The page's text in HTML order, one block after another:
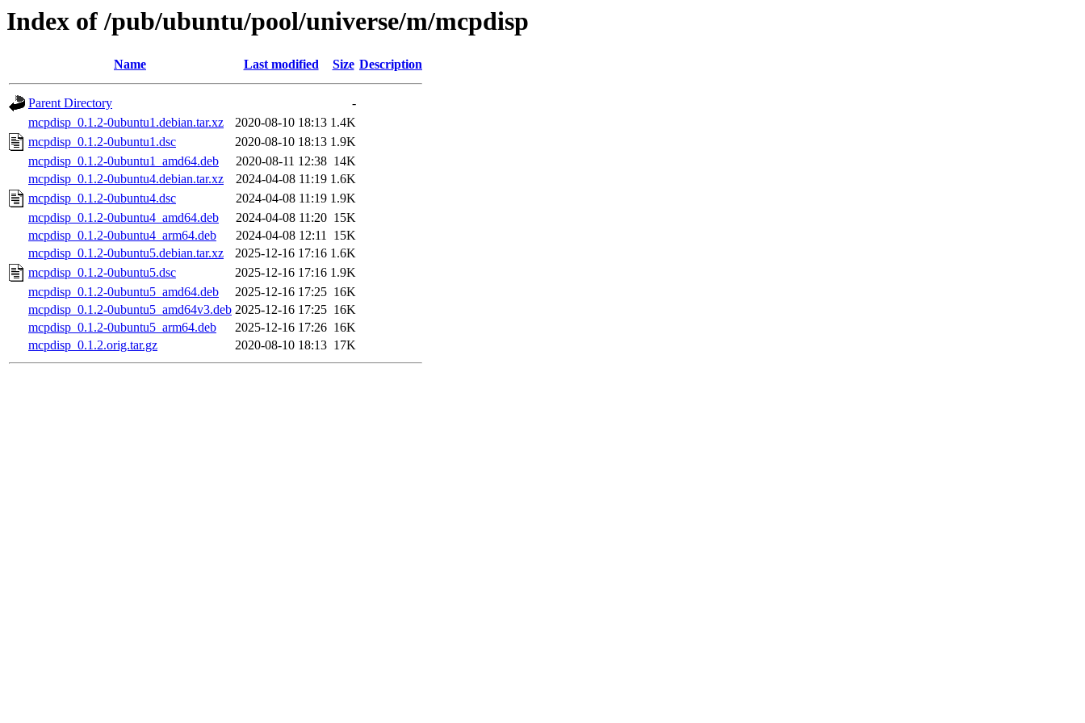
Index of /pub/ubuntu/pool/universe/m/mcpdisp
Name Last modified Size Description
Parent Directory
-
mcpdisp_0.1.2-0ubuntu1.debian.tar.xz
2020-08-10 18:13 1.4K
mcpdisp_0.1.2-0ubuntu1.dsc
2020-08-10 18:13 1.9K
mcpdisp_0.1.2-0ubuntu1_amd64.deb
2020-08-11 12:38 14K
mcpdisp_0.1.2-0ubuntu4.debian.tar.xz
2024-04-08 11:19 1.6K
mcpdisp_0.1.2-0ubuntu4.dsc
2024-04-08 11:19 1.9K
mcpdisp_0.1.2-0ubuntu4_amd64.deb
2024-04-08 11:20 15K
mcpdisp_0.1.2-0ubuntu4_arm64.deb
2024-04-08 12:11 15K
mcpdisp_0.1.2-0ubuntu5.debian.tar.xz
2025-12-16 17:16 1.6K
mcpdisp_0.1.2-0ubuntu5.dsc
2025-12-16 17:16 1.9K
mcpdisp_0.1.2-0ubuntu5_amd64.deb
2025-12-16 17:25 16K
mcpdisp_0.1.2-0ubuntu5_amd64v3.deb 2025-12-16 17:25 16K
mcpdisp_0.1.2-0ubuntu5_arm64.deb
2025-12-16 17:26 16K
mcpdisp_0.1.2.orig.tar.gz
2020-08-10 18:13 17K